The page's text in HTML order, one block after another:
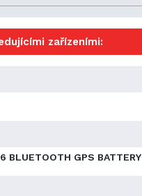
zařízeními:
BLUETOOTH GPS BATTERY